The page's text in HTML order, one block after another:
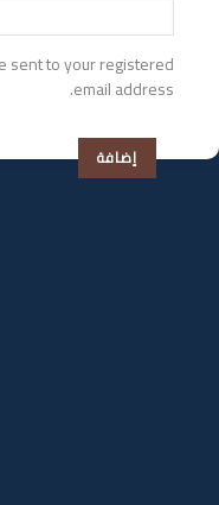
sent to your registered
email address.